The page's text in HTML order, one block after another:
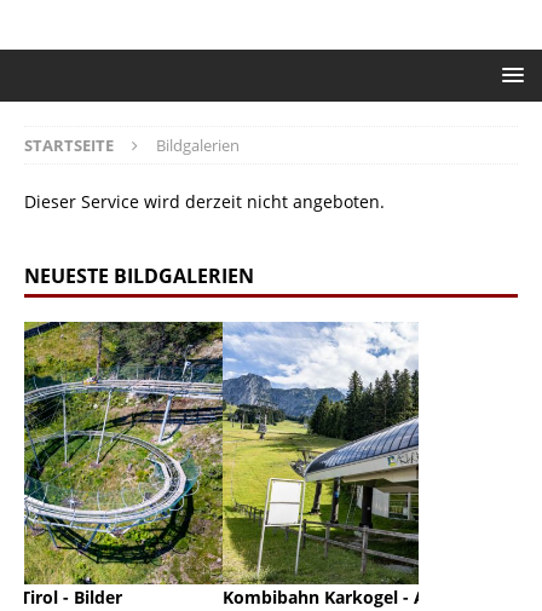
STARTSEITE Bildgalerien
Dieser Service wird derzeit nicht angeboten.
NEUESTE BILDGALERIEN
Kombibahn Karkogel - Abtenau - Salzburg